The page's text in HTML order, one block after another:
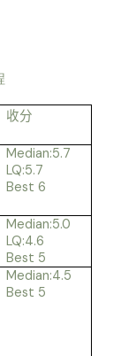
收分
Median:5.7
LQ:5.7
Best 6
Median:5.0
LQ:4.6
Best 5
Median:4.5
Best 5